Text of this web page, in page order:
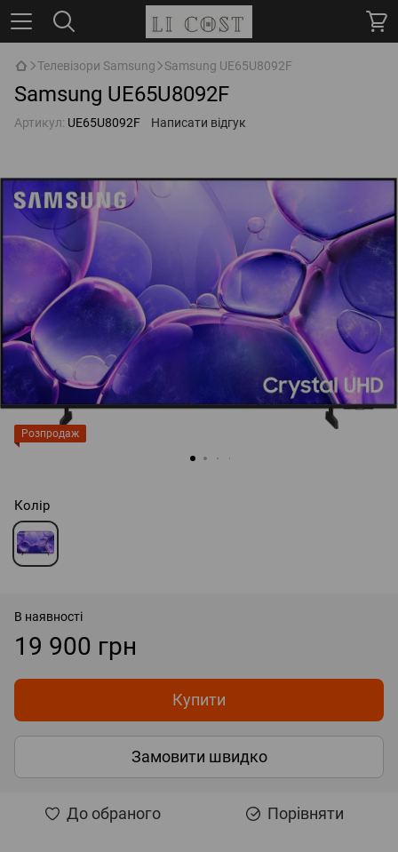
Телевізори Samsung Samsung UE65U8092F
Samsung UE65U8092F
Артикул: UE65U8092F Написати відгук
Розпродаж
Колір
В наявності
19 900 грн
Купити
Замовити швидко
До обраного Порівняти